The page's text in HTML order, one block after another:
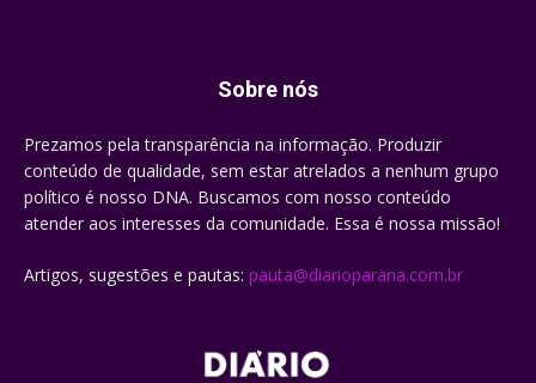
Sobre nós
Prezamos pela transparência na informação. Produzir
conteúdo de qualidade, sem estar atrelados a nenhum grupo
político é nosso DNA. Buscamos com nosso conteúdo
atender aos interesses da comunidade. Essa é nossa missão!
Artigos, sugestões e pautas: pauta@diarioparana.com.br